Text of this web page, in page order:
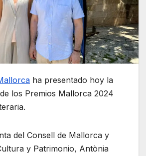
ha presentado hoy la
los Premios Mallorca 2024
del Consell de Mallorca y
y Patrimonio, Antònia